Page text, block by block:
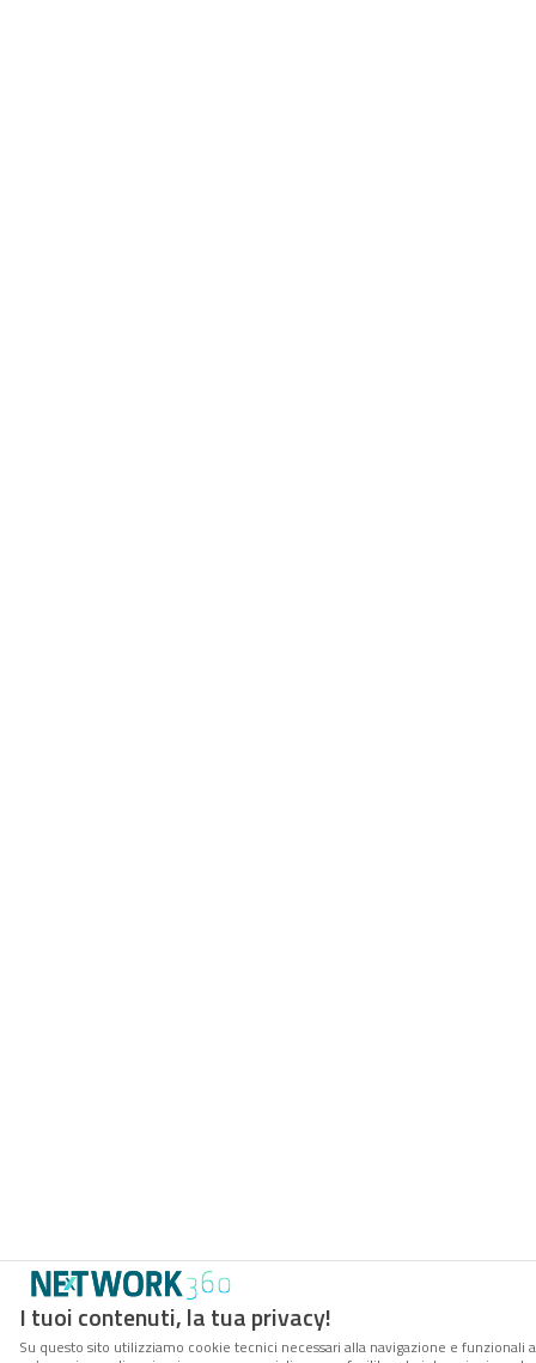
I tuoi contenuti, la tua privacy!
Su questo sito utilizziamo cookie tecnici necessari alla navigazione e